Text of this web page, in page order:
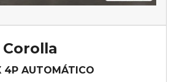
Corolla
4P AUTOMÁTICO